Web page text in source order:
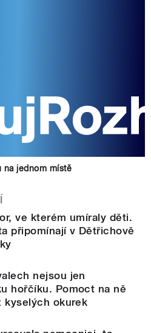
na jednom místě
ve kterém umíraly děti.
připomínají v Dětřichově
nejsou jen
hořčíku. Pomoct na ně
kyselých okurek